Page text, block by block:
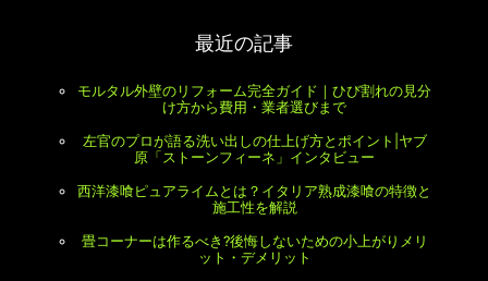
最近の記事
モルタル外壁のリフォーム完全ガイド｜ひび割れの見分
け方から費用・業者選びまで
左官のプロが語る洗い出しの仕上げ方とポイント|ヤブ
原「ストーンフィーネ」インタビュー
西洋漆喰ピュアライムとは？イタリア熟成漆喰の特徴と
施工性を解説
畳コーナーは作るべき?後悔しないための小上がりメリ
ット・デメリット